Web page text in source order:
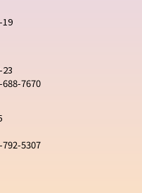
19
7670
5307